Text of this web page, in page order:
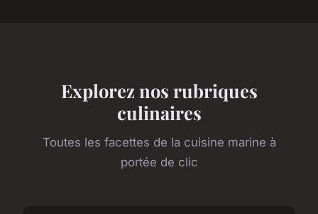
Explorez nos rubriques
culinaires
Toutes les facettes de la cuisine marine à
portée de clic